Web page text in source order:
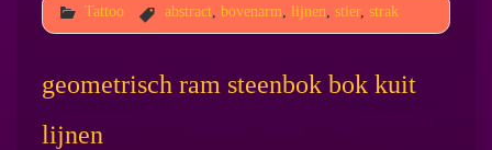
Tattoo abstract, bovenarm, lijnen, stier, strak
geometrisch ram steenbok bok kuit
lijnen